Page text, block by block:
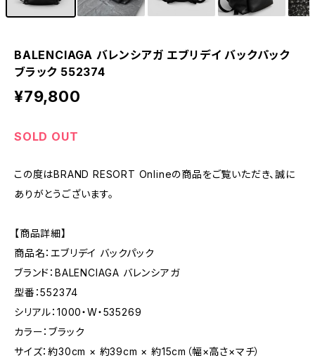
BALENCIAGA バレンシアガ エブリデイ バックパック
ブラック 552374
¥79,800
SOLD OUT
この度はBRAND RESORT Onlineの商品をご覧いただき、誠に
ありがとうございます。
【商品詳細】
商品名：エブリデイ バックパック
ブランド：BALENCIAGA バレンシアガ
型番：552374
シリアル：1000・W・535269
カラー：ブラック
サイズ：約30cm × 約39cm × 約15cm（幅×高さ×マチ）